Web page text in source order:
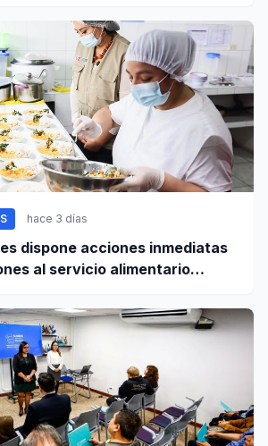
hace 3 días
dispone acciones inmediatas
al servicio alimentario